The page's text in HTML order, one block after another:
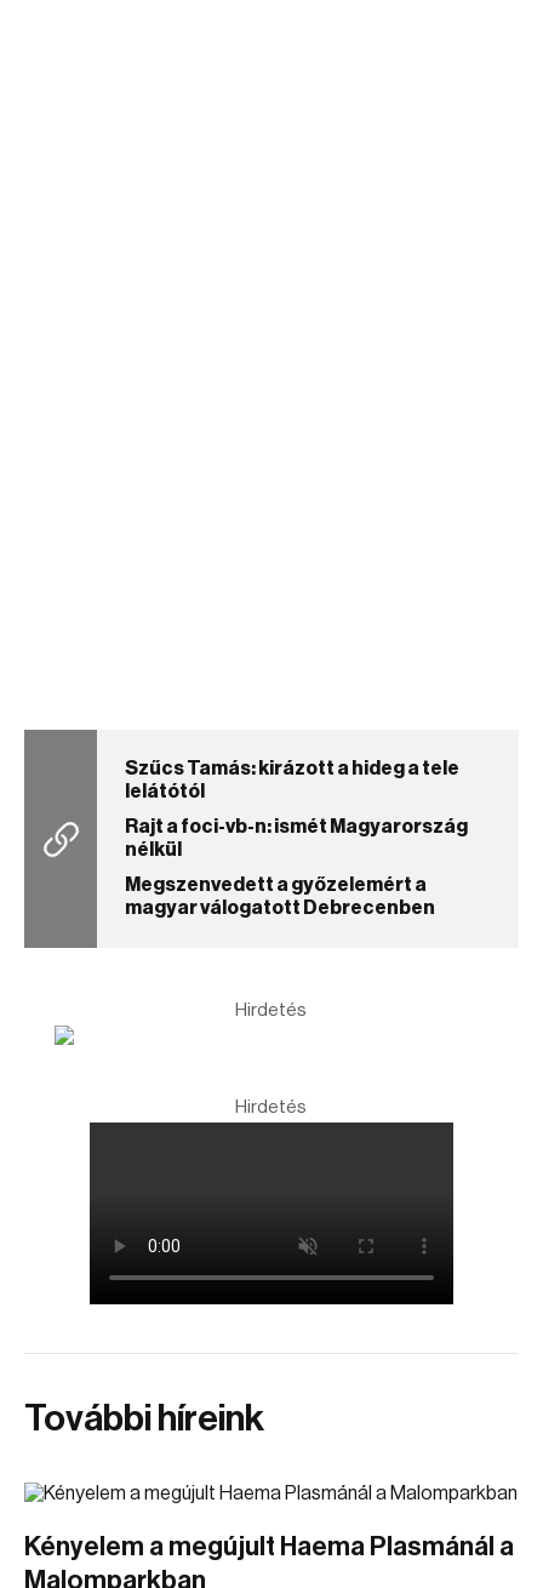
Szűcs Tamás: kirázott a hideg a tele
lelátótól
Rajt a foci-vb-n: ismét Magyarország
nélkül
Megszenvedett a győzelemért a
magyar válogatott Debrecenben
Hirdetés
Hirdetés
További híreink
Kényelem a megújult Haema Plasmánál a
Malomparkban